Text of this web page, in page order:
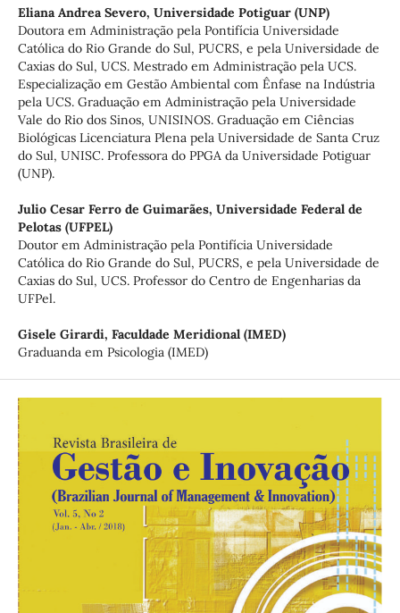
Eliana Andrea Severo, Universidade Potiguar (UNP)
Doutora em Administração pela Pontifícia Universidade
Católica do Rio Grande do Sul, PUCRS, e pela Universidade de
Caxias do Sul, UCS. Mestrado em Administração pela UCS.
Especialização em Gestão Ambiental com Ênfase na Indústria
pela UCS. Graduação em Administração pela Universidade
Vale do Rio dos Sinos, UNISINOS. Graduação em Ciências
Biológicas Licenciatura Plena pela Universidade de Santa Cruz
do Sul, UNISC. Professora do PPGA da Universidade Potiguar
(UNP).
Julio Cesar Ferro de Guimarães, Universidade Federal de
Pelotas (UFPEL)
Doutor em Administração pela Pontifícia Universidade
Católica do Rio Grande do Sul, PUCRS, e pela Universidade de
Caxias do Sul, UCS. Professor do Centro de Engenharias da
UFPel.
Gisele Girardi, Faculdade Meridional (IMED)
Graduanda em Psicologia (IMED)